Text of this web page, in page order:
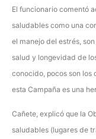
El funcionario comentó
saludables como una
el manejo del estrés,
salud y longevidad de
conocido, pocos son los
esta Campaña es una
Cañete, explicó que la
saludables (lugares de